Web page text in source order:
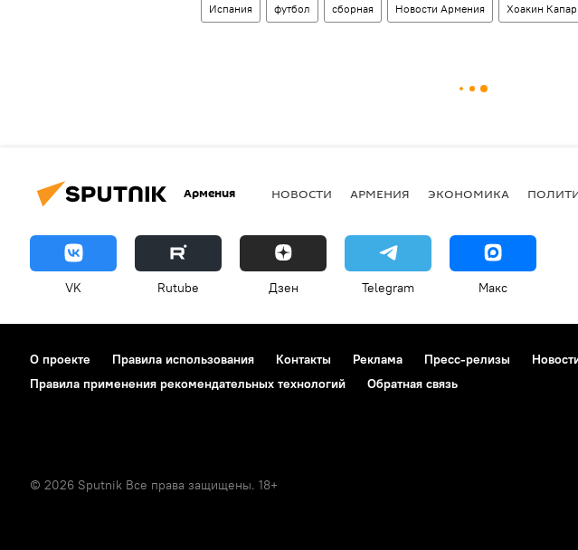
Испания футбол сборная Новости Армения Хоакин
Армения НОВОСТИ АРМЕНИЯ ЭКОНОМИКА
VK Rutube Дзен Telegram Макс
О проекте Правила использования Контакты Реклама Пресс-релизы
Правила применения рекомендательных технологий
Обратная связь
© 2026 Sputnik Все права защищены. 18+